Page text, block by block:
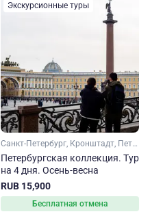
Экскурсионные туры
Санкт-Петербург, Кронштадт, Петергоф
Петербургская коллекция. Тур
на 4 дня. Осень-весна
RUB 15,900
Бесплатная отмена